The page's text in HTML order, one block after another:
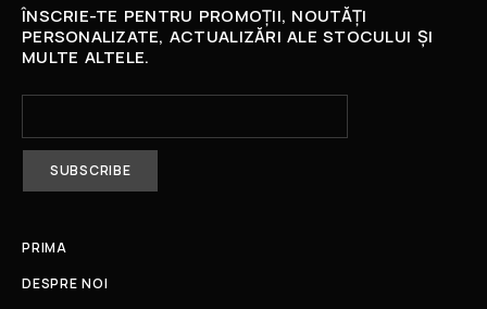
ÎNSCRIE-TE PENTRU PROMOȚII, NOUTĂȚI
PERSONALIZATE, ACTUALIZĂRI ALE STOCULUI ȘI
MULTE ALTELE.
PRIMA
DESPRE NOI